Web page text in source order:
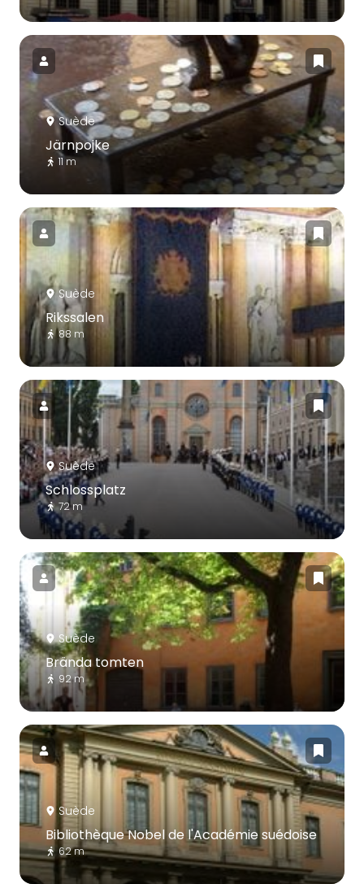
Suède
Järnpojke
11 m
Suède
Rikssalen
88 m
Suède
Schlossplatz
72 m
Suède
Brända tomten
92 m
Suède
Bibliothèque Nobel de l'Académie suédoise
62 m